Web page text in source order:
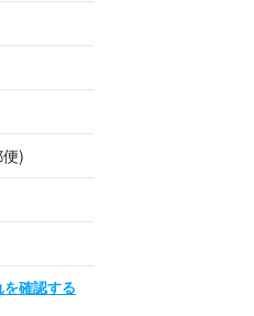
でお気にな
ください。
)
確認する